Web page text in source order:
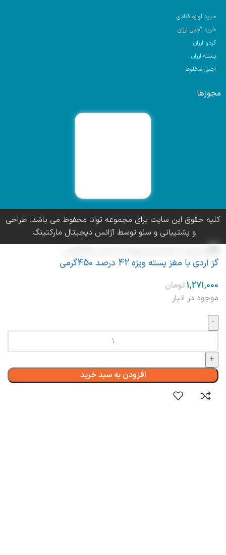
خرید لوازم قنادی
خرید آجیل ارزان
گردو ارزان
پسته ارزان
آجیل مخلوط
مجوزها
کلیه حقوق این سایت برای مجموعه توانا محفوظ می باشد. طراحی
و پشتیبانی و سئو توسط آژانس دیجیتال مارکتینگ
گز آردی با مغز پسته ویژه 42 درصد 450گرمی
موجود در انبار
افزودن به سبد خرید